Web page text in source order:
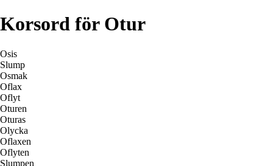
Korsord för Otur
Osis
Slump
Osmak
Oflax
Oflyt
Oturen
Oturas
Olycka
Oflaxen
Oflyten
Slumpen